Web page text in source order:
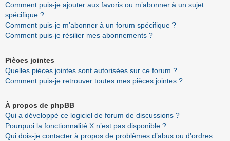
Comment puis-je ajouter aux favoris ou m’abonner à un sujet
spécifique ?
Comment puis-je m’abonner à un forum spécifique ?
Comment puis-je résilier mes abonnements ?
Pièces jointes
Quelles pièces jointes sont autorisées sur ce forum ?
Comment puis-je retrouver toutes mes pièces jointes ?
À propos de phpBB
Qui a développé ce logiciel de forum de discussions ?
Pourquoi la fonctionnalité X n’est pas disponible ?
Qui dois-je contacter à propos de problèmes d’abus ou d’ordres